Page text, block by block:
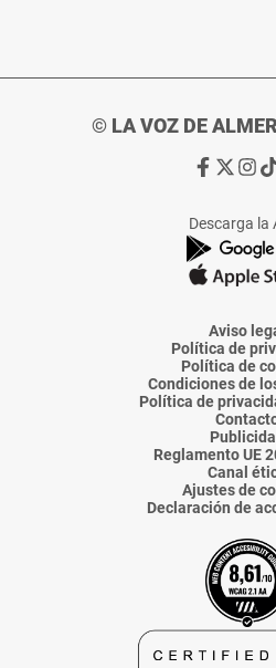
© LA VOZ DE
Ir
de
La
Voz
Almería
Ir
de
La
Voz
Ir
de
La
Descarga la
Aviso
Política de
Política de
Condiciones de
Política de
Reglamento UE
Canal
Ajustes de
Declaración de